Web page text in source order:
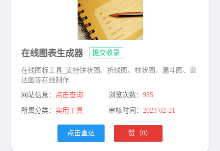
在线图表生成器 提交收录
在线图标工具_支持饼状图、折线图、柱状图、漏斗图、雷
达图等在线制作...
网站信息： 点击查询 浏览次数： 955
所属分类： 实用工具 审核时间： 2023-02-21
点击直达 赞（0）